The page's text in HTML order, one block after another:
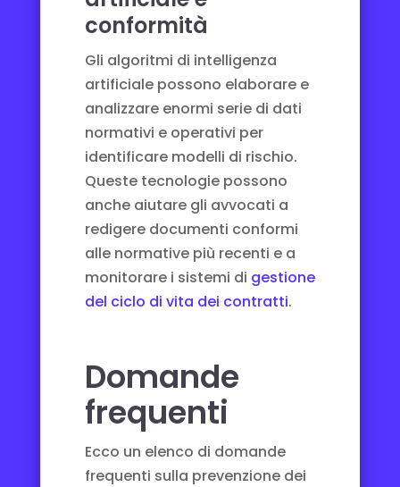
conformità
Gli algoritmi di intelligenza
artificiale possono elaborare e
analizzare enormi serie di dati
normativi e operativi per
identificare modelli di rischio.
Queste tecnologie possono
anche aiutare gli avvocati a
redigere documenti conformi
alle normative più recenti e a
monitorare i sistemi di gestione
del ciclo di vita dei contratti.
Domande
frequenti
Ecco un elenco di domande
frequenti sulla prevenzione dei